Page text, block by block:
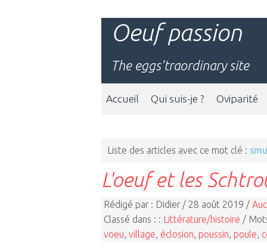
Oeuf passion
The eggs'traordinary site
Accueil Qui suis-je ? Oviparité
Liste des articles avec ce mot clé :
L'oeuf et les
Rédigé par : Didier / 28 août 2019 /
Classé dans : : Littérature/histoire /
voeu village éclosion poussin poule